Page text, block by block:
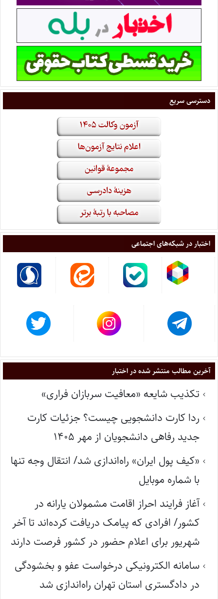
دسترسی سریع
اختبار در شبکه‌های اجتماعی
آخرین مطالب منتشر شده در اختبار
تکذیب شایعه «معافیت سربازان فراری»
ردا کارت دانشجویی چیست؟ جزئیات کارت
جدید رفاهی دانشجویان از مهر ۱۴۰۵
«کیف پول ایران» راه‌اندازی شد/ انتقال وجه تنها
با شماره موبایل
آغاز فرایند احراز اقامت مشمولان یارانه در
کشور/ افرادی که پیامک دریافت کرده‌اند تا آخر
شهریور برای اعلام حضور در کشور فرصت دارند
سامانه الکترونیکی درخواست عفو و بخشودگی
در دادگستری استان تهران راه‌اندازی شد